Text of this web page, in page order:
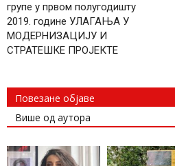
групе у првом полугодишту
2019. године УЛАГАЊА У
МОДЕРНИЗАЦИЈУ И
СТРАТЕШКЕ ПРОЈЕКТЕ
Повезане објаве
Више од аутора